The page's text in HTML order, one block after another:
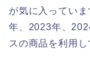
が気に入ってい
年、2023年、
スの商品を利用し